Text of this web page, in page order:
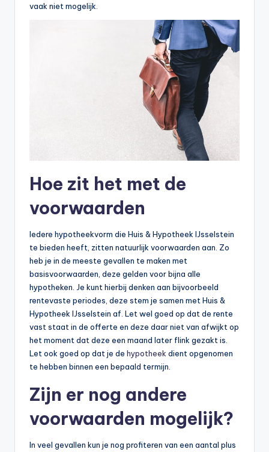
vaak niet mogelijk.
Hoe zit het met de
voorwaarden
Iedere hypotheekvorm die Huis & Hypotheek IJsselstein
te bieden heeft, zitten natuurlijk voorwaarden aan. Zo
heb je in de meeste gevallen te maken met
basisvoorwaarden, deze gelden voor bijna alle
hypotheken. Je kunt hierbij denken aan bijvoorbeeld
rentevaste periodes, deze stem je samen met Huis &
Hypotheek IJsselstein af. Let wel goed op dat de rente
vast staat in de offerte en deze daar niet van afwijkt op
het moment dat deze een maand later flink gezakt is.
Let ook goed op dat je de hypotheek dient opgenomen
te hebben binnen een bepaald termijn.
Zijn er nog andere
voorwaarden mogelijk?
In veel gevallen kun je nog profiteren van een aantal plus